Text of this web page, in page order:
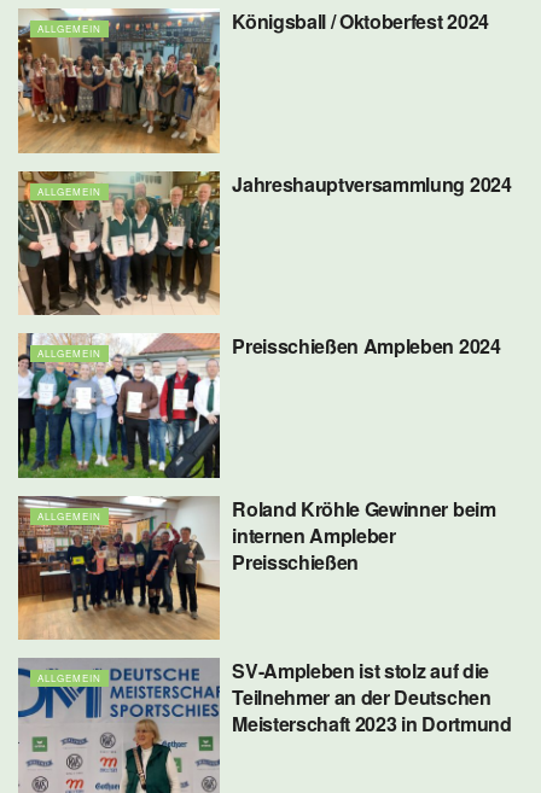
ALLGEMEIN Königsball / Oktoberfest 2024
ALLGEMEIN Jahreshauptversammlung 2024
ALLGEMEIN Preisschießen Ampleben 2024
ALLGEMEIN
Roland Kröhle Gewinner beim
internen Ampleber
Preisschießen
ALLGEMEIN
SV-Ampleben ist stolz auf die
Teilnehmer an der Deutschen
Meisterschaft 2023 in Dortmund